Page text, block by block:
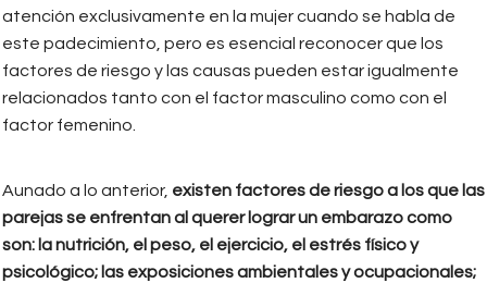
atención exclusivamente en la mujer cuando se habla de
este padecimiento, pero es esencial reconocer que los
factores de riesgo y las causas pueden estar igualmente
relacionados tanto con el factor masculino como con el
factor femenino.
Aunado a lo anterior, existen factores de riesgo a los que las
parejas se enfrentan al querer lograr un embarazo como
son: la nutrición, el peso, el ejercicio, el estrés físico y
psicológico; las exposiciones ambientales y ocupacionales;